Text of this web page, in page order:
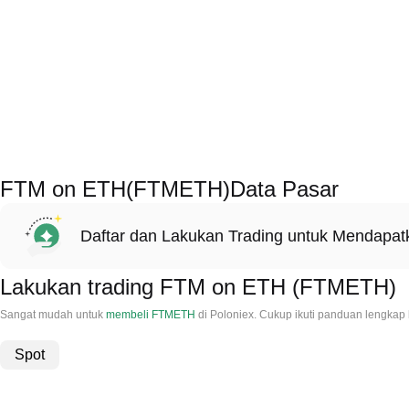
FTM on ETH(FTMETH)Data Pasar
Daftar dan Lakukan Trading untuk
Lakukan trading FTM on ETH (FTMETH)
Sangat mudah untuk membeli FTMETH di Poloniex. Cukup ikuti panduan
Spot